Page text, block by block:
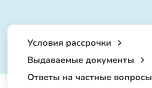
Условия рассрочки
Выдаваемые документы
Ответы на частные вопросы